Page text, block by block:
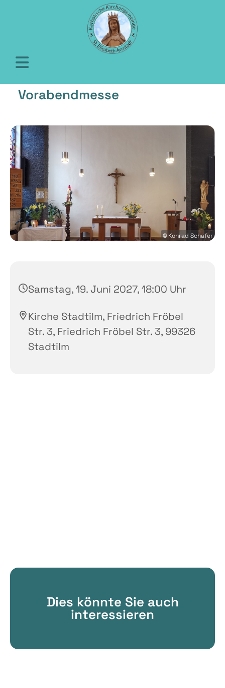
Vorabendmesse
© Konrad Schäfer
Samstag, 19. Juni 2027, 18:00 Uhr
Kirche Stadtilm, Friedrich Fröbel
Str. 3, Friedrich Fröbel Str. 3, 99326
Stadtilm
Dies könnte Sie auch
interessieren